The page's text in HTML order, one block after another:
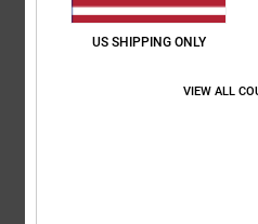
Mostra originale - Deutsch
: 2/5 Colore: 5/5
US SHIPPING ONLY
VIEW ALL